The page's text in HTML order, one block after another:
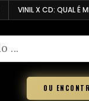
VINIL X CD: QUAL É
OU